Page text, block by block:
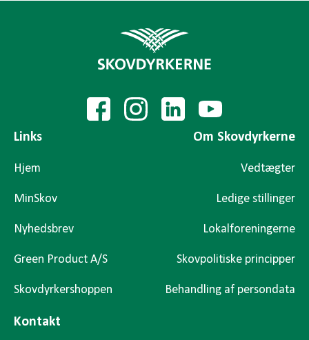
Links
Hjem
MinSkov
Nyhedsbrev
Green Product A/S
Skovdyrkershoppen
Om Skovdyrkerne
Vedtægter
Ledige stillinger
Lokalforeningerne
Skovpolitiske principper
Behandling af persondata
Kontakt